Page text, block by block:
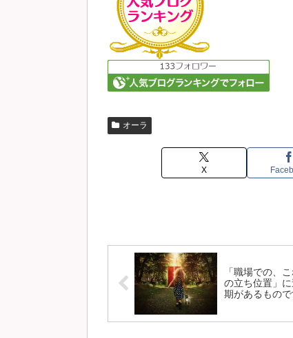
オーラ
X
「職場での、
の立ち位置」
期があるもので